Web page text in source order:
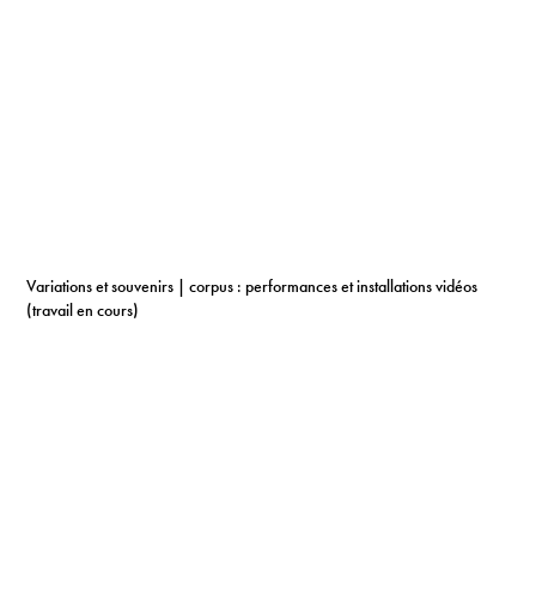
Variations et souvenirs | corpus : performances et installations vidéos
(travail en cours)